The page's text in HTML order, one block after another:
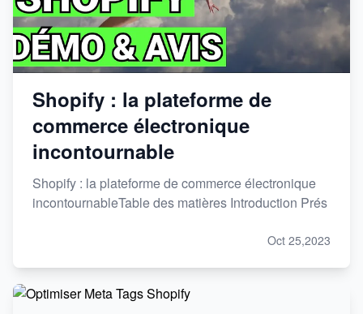
Shopify : la plateforme de
commerce électronique
incontournable
Shopify : la plateforme de commerce électronique
incontournableTable des matières Introduction Prés
Oct 25,2023